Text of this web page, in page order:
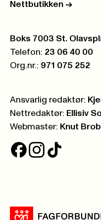
Nettbutikken ->
Postboks:
Boks 7003 St.
Telefon: 23 06 40 00
Org.nr.: 971 075 252
Ansvarlig redaktør:
Nettredaktør: Ellisiv
Webmaster: Knut